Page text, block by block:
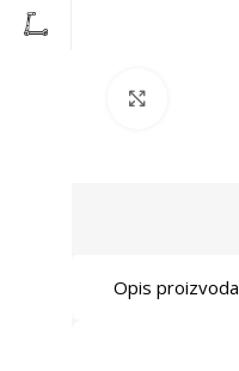
Opis proizvoda